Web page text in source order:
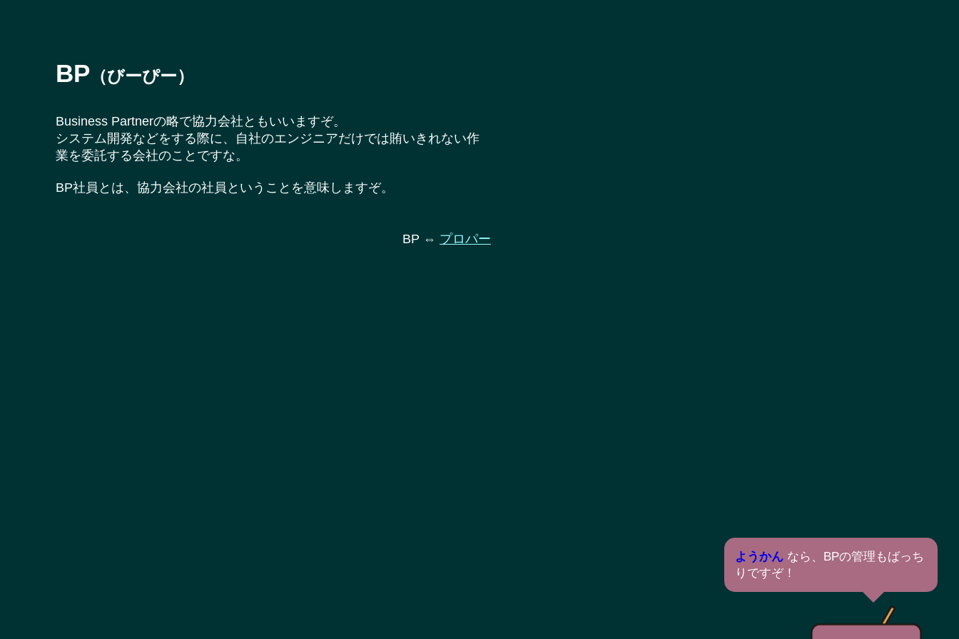
BP （びーぴー）
Business Partnerの略で協力会社ともいいますぞ。
システム開発などをする際に、自社のエンジニアだけでは賄いきれない作
業を委託する会社のことですな。
BP社員とは、協力会社の社員ということを意味しますぞ。
BP ⇔ プロパー
ようかん なら、BPの管理もばっち
りですぞ！